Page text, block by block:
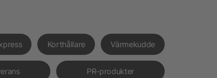
Korthållare Värmekudde
PR-produkter